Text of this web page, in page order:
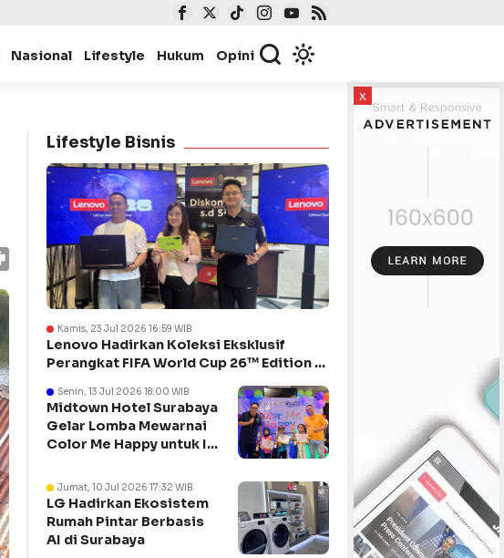
Nasional Lifestyle Hukum Opini
x
Lifestyle Bisnis
Kamis, 23 Jul 2026 16:59 WIB
Lenovo Hadirkan Koleksi Eksklusif
Perangkat FIFA World Cup 26™ Edition di
Senin, 13 Jul 2026 18:00 WIB
Midtown Hotel Surabaya
Gelar Lomba Mewarnai
Color Me Happy untuk Isi
Jumat, 10 Jul 2026 17:32 WIB
LG Hadirkan Ekosistem
Rumah Pintar Berbasis
AI di Surabaya